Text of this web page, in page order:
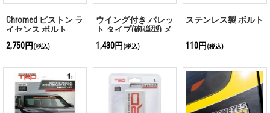
Chromed ピストン ラ
イセンス ボルト
2,750円 (税込)
ウイング付き バレッ
ト タイプ(砲弾型) メ
1,430円 (税込)
ステンレス製 ボルト
110円 (税込)